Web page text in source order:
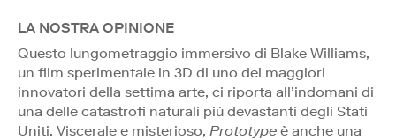
LA NOSTRA OPINIONE
Questo lungometraggio immersivo di Blake Williams,
un film sperimentale in 3D di uno dei maggiori
innovatori della settima arte, ci riporta all’indomani di
una delle catastrofi naturali più devastanti degli Stati
Uniti. Viscerale e misterioso, Prototype è anche una